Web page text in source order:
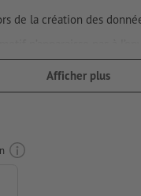
de la création des
fini, veuillez tenir
d’impression
dpi
distance de min. 4 mm
Afficher plus